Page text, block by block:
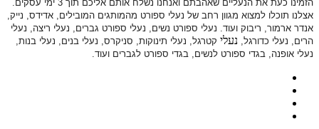
הזמינו כעת את הנעליים שאהבתם ואנחנו נשלח אותם אליכם תוך 3 ימי עסקים.
אצלנו תוכלו למצוא מגוון רחב של נעלי ספורט מהמותגים המובילים, אדידס, נייק,
אנדר ארמור, ריבוק ועוד. נעלי ספורט נשים, נעלי ספורט גברים, נעלי ריצה, נעלי
הרים, נעלי כדורגל, נעלי קטרגל, נעלי תינוקות, סניקרס, נעלי בנים, נעלי בנות,
נעלי אופנה, בגדי ספורט לנשים, בגדי ספורט לגברים ועוד.